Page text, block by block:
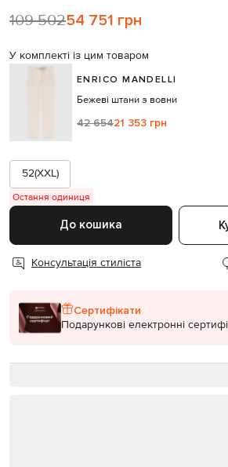
109 50254 751 грн
У комплекті із цим товаром
ENRICO MANDELLI
Бежеві штани з вовни
42 65421 353 грн
52(XXL)
Остання одиниця
До кошика
Консультація стиліста
Сертифікати
Подарункові електронні